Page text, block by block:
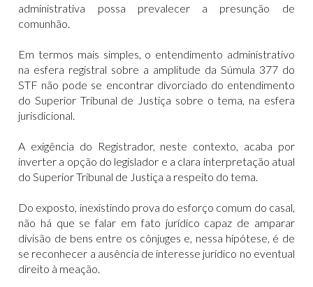
administrativa possa prevalecer a presunção de
comunhão.
Em termos mais simples, o entendimento administrativo
na esfera registral sobre a amplitude da Súmula 377 do
STF não pode se encontrar divorciado do entendimento
do Superior Tribunal de Justiça sobre o tema, na esfera
jurisdicional.
A exigência do Registrador, neste contexto, acaba por
inverter a opção do legislador e a clara interpretação atual
do Superior Tribunal de Justiça a respeito do tema.
Do exposto, inexistindo prova do esforço comum do casal,
não há que se falar em fato jurídico capaz de amparar
divisão de bens entre os cônjuges e, nessa hipótese, é de
se reconhecer a ausência de interesse jurídico no eventual
direito à meação.